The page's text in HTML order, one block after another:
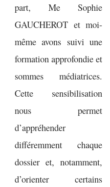
part, Me Sophie
GAUCHEROT et moi-
même avons suivi une
formation approfondie et
sommes médiatrices.
Cette sensibilisation
nous permet
d’appréhender
différemment chaque
dossier et, notamment,
d’orienter certains